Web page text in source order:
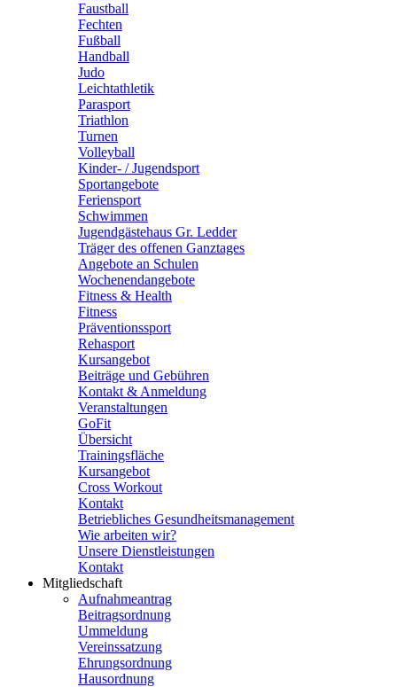
Faustball
Fechten
Fußball
Handball
Judo
Leichtathletik
Parasport
Triathlon
Turnen
Volleyball
Kinder- / Jugendsport
Sportangebote
Feriensport
Schwimmen
Jugendgästehaus Gr. Ledder
Träger des offenen Ganztages
Angebote an Schulen
Wochenendangebote
Fitness & Health
Fitness
Präventionssport
Rehasport
Kursangebot
Beiträge und Gebühren
Kontakt & Anmeldung
Veranstaltungen
GoFit
Übersicht
Trainingsfläche
Kursangebot
Cross Workout
Kontakt
Betriebliches Gesundheitsmanagement
Wie arbeiten wir?
Unsere Dienstleistungen
Kontakt
Mitgliedschaft
Aufnahmeantrag
Beitragsordnung
Ummeldung
Vereinssatzung
Ehrungsordnung
Hausordnung